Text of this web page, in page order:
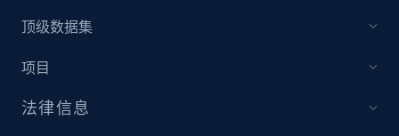
Title, Seller name, Brand, Description, Initial
顶级数据集
项目
法律信息